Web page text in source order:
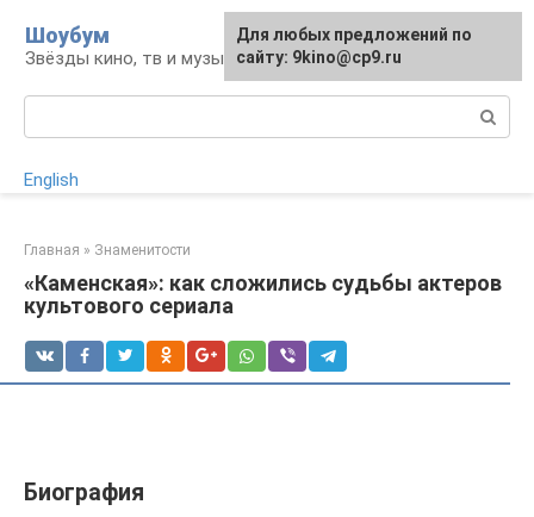
контенту
Шоубум
Звёзды кино, тв и музыки
English
Главная » Знаменитости
«Каменская»: как сложились судьбы актеров
культового сериала
Биография
Для любых предложений по
сайту: 9kino@cp9.ru